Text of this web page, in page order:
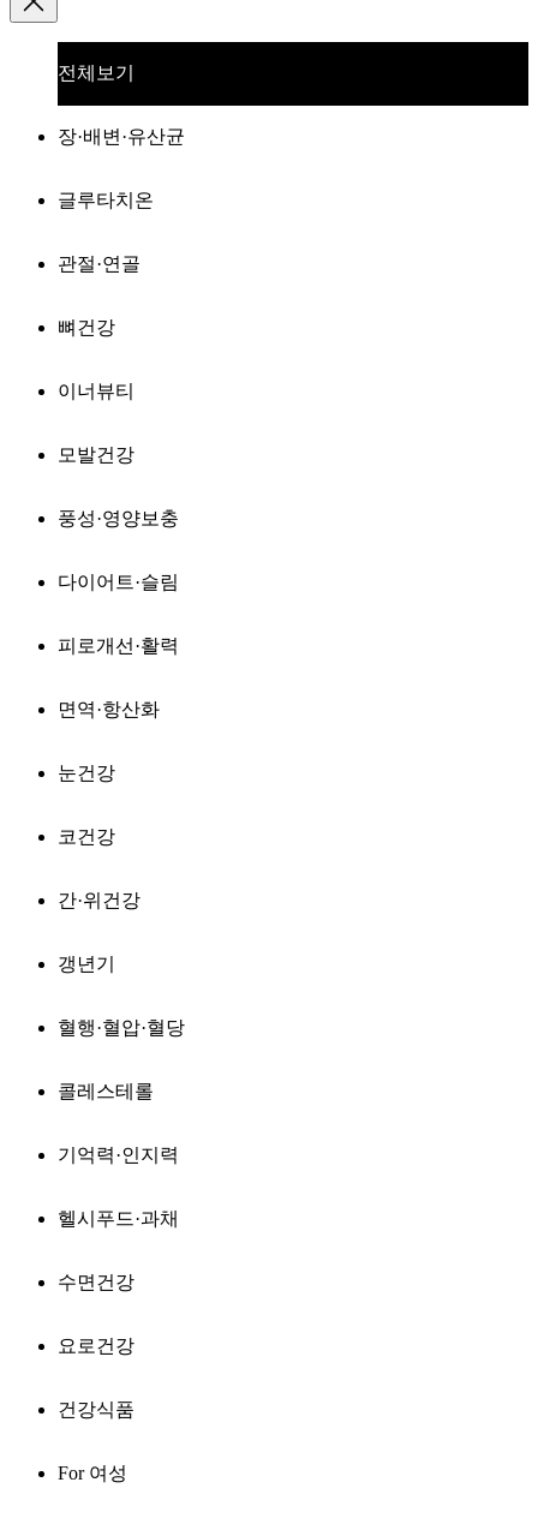
전체보기
장·배변·유산균
글루타치온
관절·연골
뼈건강
이너뷰티
모발건강
풍성·영양보충
다이어트·슬림
피로개선·활력
면역·항산화
눈건강
코건강
간·위건강
갱년기
혈행·혈압·혈당
콜레스테롤
기억력·인지력
헬시푸드·과채
수면건강
요로건강
건강식품
For 여성